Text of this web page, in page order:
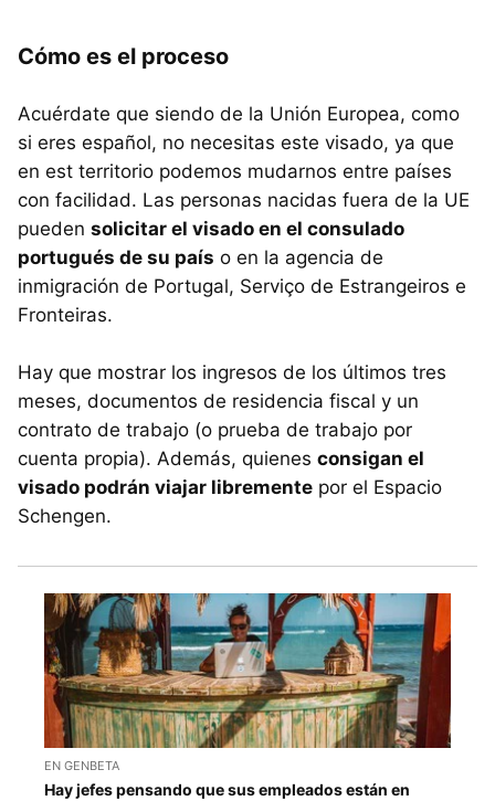
Cómo es el proceso
Acuérdate que siendo de la Unión Europea, como
si eres español, no necesitas este visado, ya que
en est territorio podemos mudarnos entre países
con facilidad. Las personas nacidas fuera de la UE
pueden solicitar el visado en el consulado
portugués de su país o en la agencia de
inmigración de Portugal, Serviço de Estrangeiros e
Fronteiras.
Hay que mostrar los ingresos de los últimos tres
meses, documentos de residencia fiscal y un
contrato de trabajo (o prueba de trabajo por
cuenta propia). Además, quienes consigan el
visado podrán viajar libremente por el Espacio
Schengen.
EN GENBETA
Hay jefes pensando que sus empleados están en